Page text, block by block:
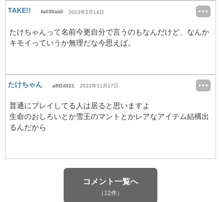
TAKE!! fa039ab0 2023年2月14日
たけちゃんって名前今更自分で言うのもなんだけど、なんか
キモイっていうか無理だな今思えば。
たけちゃん a8f2d321 2022年11月17日
普通にプレイしてる人は居ると思いますよ
生命のおしろいとか雪王のマントとかレアなアイテム結構出
るんだから
コメント一覧へ
（12件）